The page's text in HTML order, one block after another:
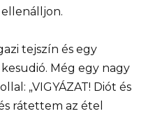
tejszín és egy
Még egy nagy
„VIGYÁZAT! Diót és
rátettem az étel